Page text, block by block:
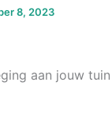
8, 2023
aan jouw tuin